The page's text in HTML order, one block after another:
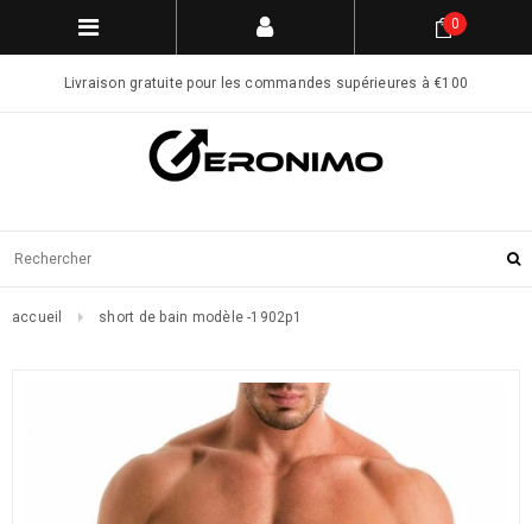
Livraison gratuite pour les commandes supérieures à €100
0
accueil short de bain modèle -1902p1